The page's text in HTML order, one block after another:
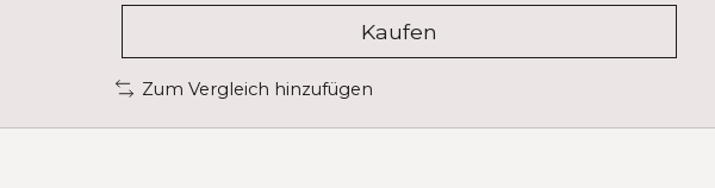
Kaufen
Zum Vergleich hinzufügen